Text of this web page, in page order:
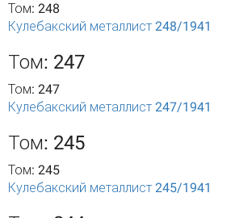
Том: 248
Кулебакский металлист 248/1941
Том: 247
Том: 247
Кулебакский металлист 247/1941
Том: 245
Том: 245
Кулебакский металлист 245/1941